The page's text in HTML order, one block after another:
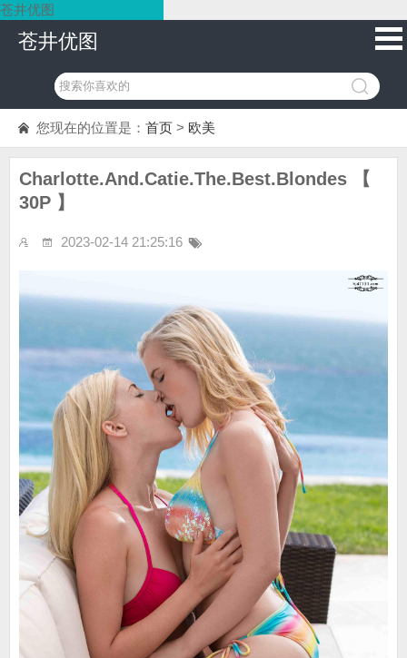
苍井优图
苍井优图
您现在的位置是： 首页 > 欧美
Charlotte.And.Catie.The.Best.Blondes 【
30P 】
2023-02-14 21:25:16